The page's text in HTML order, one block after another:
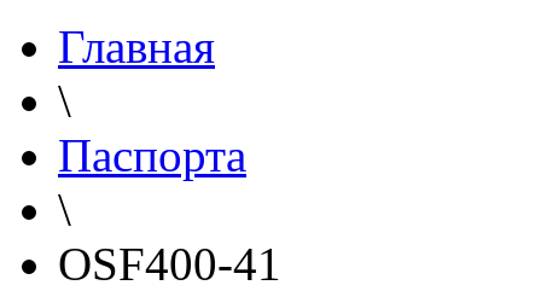
Главная
\
Паспорта
\
OSF400-41